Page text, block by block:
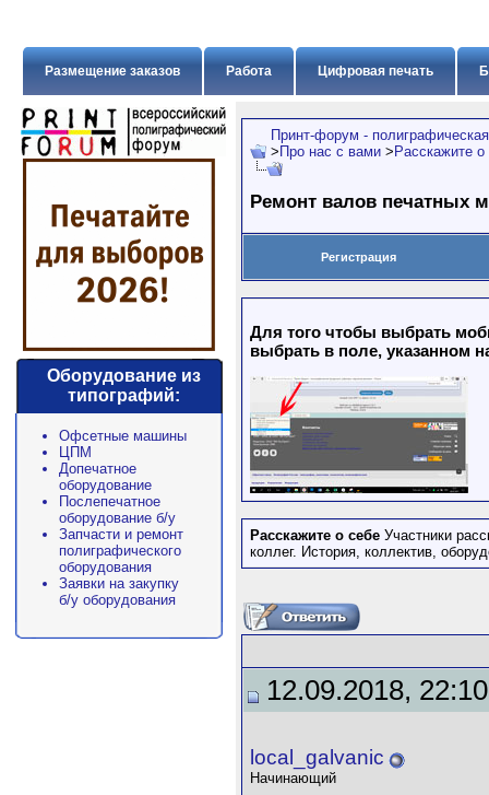
Цифровая печать
Работа
Размещение заказов
Оборудование из
типографий:
Офсетные машины
ЦПМ
Допечатное
оборудование
Послепечатное
оборудование б/у
Запчасти и ремонт
полиграфического
оборудования
Заявки на закупку
б/у оборудования
Принт-форум -
> Про нас с вами > Расскажите о
Ремонт валов печатных
Регистрация
Для того чтобы выбрать
выбрать в поле, указанном
Расскажите о себе Участники
коллег. История, коллектив,
12.09.2018, 22:10
local_galvanic
Начинающий